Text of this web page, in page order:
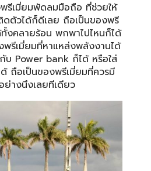
รีเมี่ยมพัดลมมือถือ ที่ช่วยให้
ตัวได้ก็ดีเลย ถือเป็นของพรี
ทั้งคลายร้อน พกพาไปไหนก็ได้
รีเมี่ยมที่หาแหล่งพลังงานได้
บ Power bank ก็ได้ หรือใส่
ถือเป็นของพรีเมี่ยมที่ควรมี
ย่างนึงเลยทีเดียว